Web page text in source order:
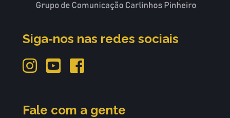
Siga-nos nas redes sociais
Fale com a gente